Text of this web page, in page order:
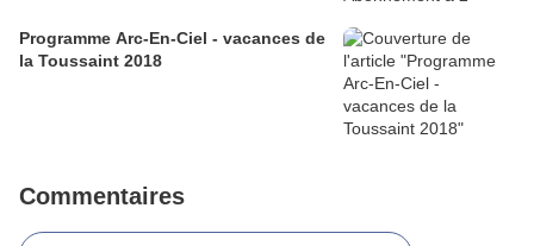
Programme Arc-En-Ciel - vacances de
la Toussaint 2018
Commentaires